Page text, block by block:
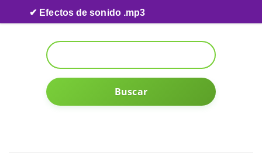
Skip to content
✔ Efectos de sonido .mp3
Buscar